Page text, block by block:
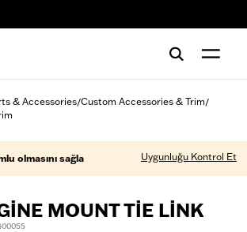
& Accessories/Custom Accessories & Trim/
olmasını sağla Uygunluğu Kontrol Et
MOUNT TIE LINK